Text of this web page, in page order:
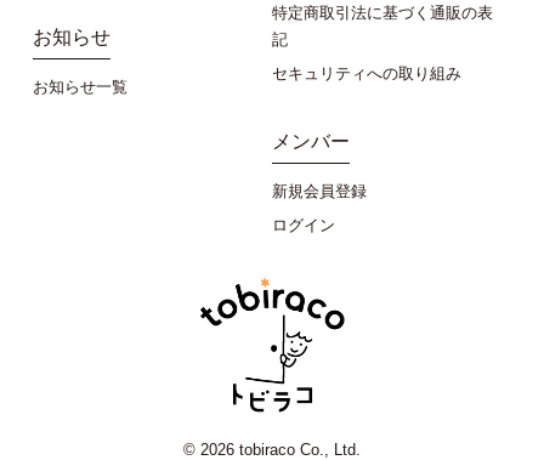
お知らせ
お知らせ一覧
特定商取引法に基づく通販の表
記
セキュリティへの取り組み
メンバー
新規会員登録
ログイン
© 2026 tobiraco Co., Ltd.